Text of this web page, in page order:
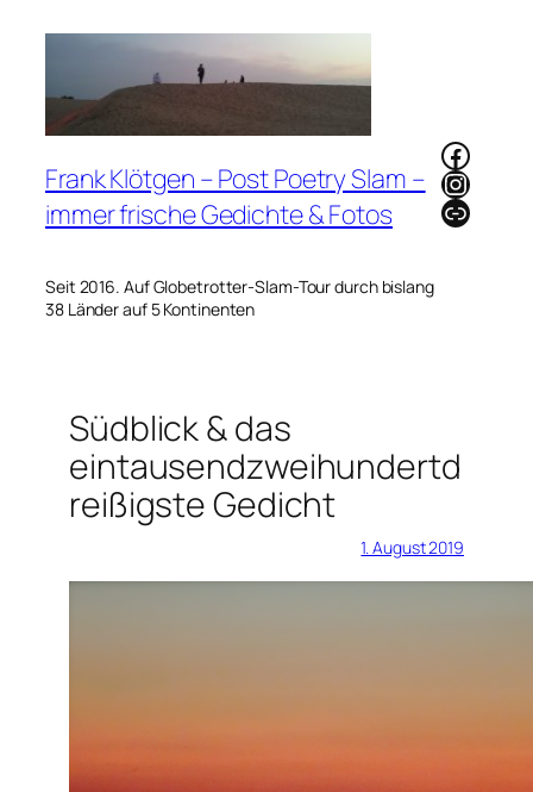
Frank Klötgen – Post Poetry Slam –
immer frische Gedichte & Fotos
Seit 2016. Auf Globetrotter-Slam-Tour durch bislang
38 Länder auf 5 Kontinenten
Link
Südblick & das
eintausendzweihundertd
reißigste Gedicht
1. August 2019